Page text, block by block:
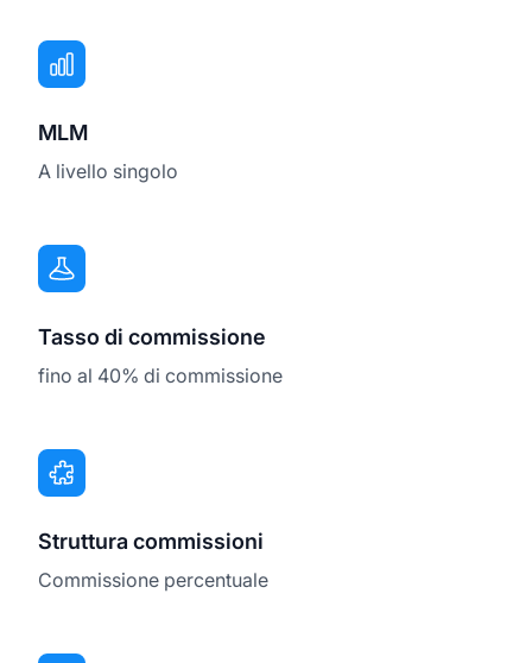
MLM
A livello singolo
Tasso di commissione
fino al 40% di commissione
Struttura commissioni
Commissione percentuale